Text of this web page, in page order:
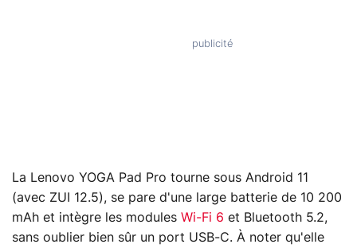
La Lenovo YOGA Pad Pro tourne sous Android 11
(avec ZUI 12.5), se pare d'une large batterie de 10 200
mAh et intègre les modules Wi-Fi 6 et Bluetooth 5.2,
sans oublier bien sûr un port USB-C. À noter qu'elle